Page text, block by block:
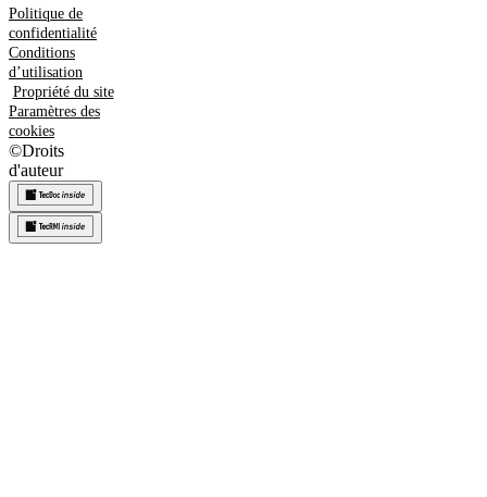
Politique de
confidentialité
Conditions
d’utilisation
Propriété du site
Paramètres des
cookies
©Droits
d'auteur